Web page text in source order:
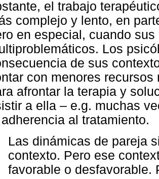
el trabajo
complejo y lento, en
en especial, cuando
Los
de sus
con menores
afrontar la terapia y
a ella – e.g. muchas
adherencia al tratamiento.
Las dinámicas de pareja
contexto. Pero ese
favorable o desfavorable.